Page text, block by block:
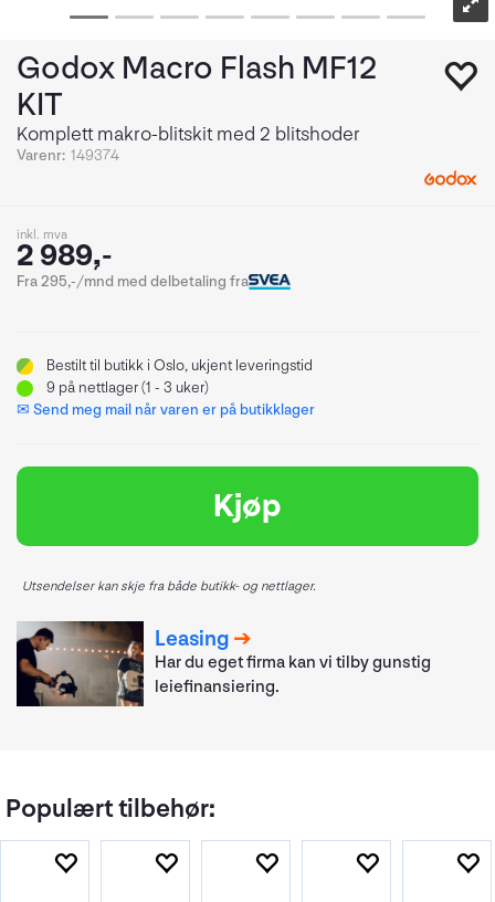
Godox Macro Flash MF12
KIT
Komplett makro-blitskit med 2 blitshoder
Varenr: 149374
inkl. mva
2 989,-
Fra 295,-/mnd med delbetaling fra
Bestilttil butikk i Oslo, ukjent leveringstid
9 på nettlager (1 - 3 uker)
✉ Send meg mail når varen er på butikklager
Kjøp
Utsendelser kan skje fra både butikk- og nettlager.
Leasing
Har du eget firma kan vi tilby gunstig
leiefinansiering.
Populært tilbehør: